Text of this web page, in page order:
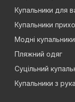
Купальники для
Купальники
Модні купальники
Пляжний одяг
Суцільний
Купальники з